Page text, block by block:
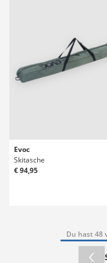
Evoc
Skitasche
€ 94,95
Du hast 48